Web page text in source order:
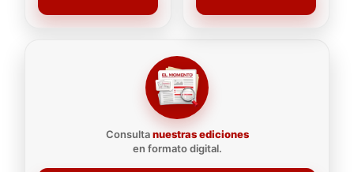
Consultanuestras ediciones
en formato digital.